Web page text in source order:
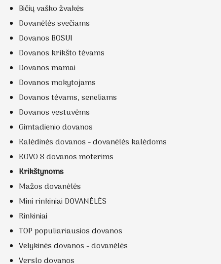
Bičių vaško žvakės
Dovanėlės svečiams
Dovanos BOSUI
Dovanos krikšto tėvams
Dovanos mamai
Dovanos mokytojams
Dovanos tėvams, seneliams
Dovanos vestuvėms
Gimtadienio dovanos
Kalėdinės dovanos - dovanėlės kalėdoms
KOVO 8 dovanos moterims
Krikštynoms
Mažos dovanėlės
Mini rinkiniai DOVANĖLĖS
Rinkiniai
TOP populiariausios dovanos
Velykinės dovanos - dovanėlės
Verslo dovanos